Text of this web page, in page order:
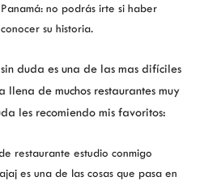
no podrás irte si haber
su historia.
duda es una de las mas difíciles
llena de muchos restaurantes muy
les recomiendo mis favoritos:
restaurante estudio conmigo
es una de las cosas que pasa en